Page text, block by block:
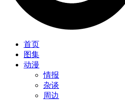
首页
图集
动漫
情报
杂谈
周边